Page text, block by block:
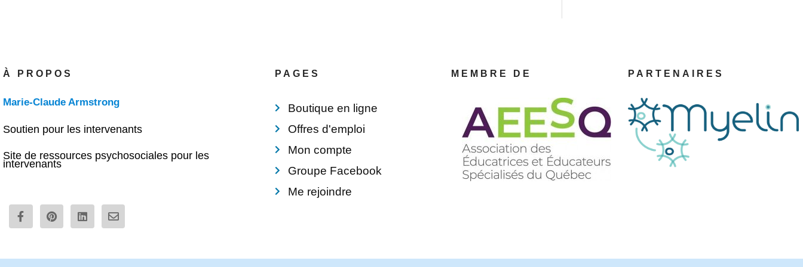
À PROPOS
Marie-Claude Armstrong
Soutien pour les intervenants
Site de ressources psychosociales pour les
intervenants
F
a
c
o
P
i
n
r
L
i
n
d
E
n
v
o
PAGES
Boutique en ligne
Offres d'emploi
Mon compte
Groupe Facebook
Me rejoindre
MEMBRE DE PARTENAIRES